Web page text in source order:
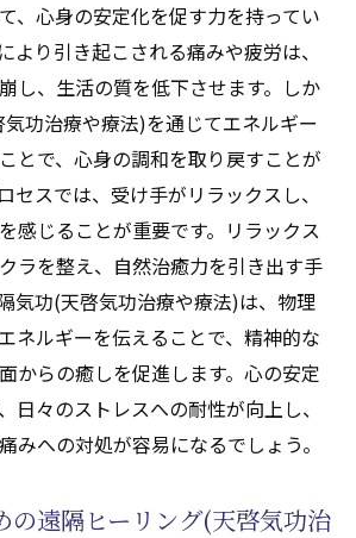
化
患者のための遠隔気功(天啓気功
法)の導入
ンスが導く線維筋痛症の自然治癒
力とチャクラの関係
症における自然治癒力の向上
ヒーリング(天啓気功治療や療法)に
治癒の促進
と自然治癒力の相互作用
気功治療や療法)におけるチャクラ
を整えることでの自然治癒効果
、心身の安定化を促す力を持ってい
より引き起こされる痛みや疲労は、
し、生活の質を低下させます。しか
功治療や療法)を通じてエネルギー
とで、心身の調和を取り戻すことが
セスでは、受け手がリラックスし、
感じることが重要です。リラックス
ラを整え、自然治癒力を引き出す手
気功(天啓気功治療や療法)は、物理
ネルギーを伝えることで、精神的な
からの癒しを促進します。心の安定
日々のストレスへの耐性が向上し、
みへの対処が容易になるでしょう。
の遠隔ヒーリング(天啓気功治